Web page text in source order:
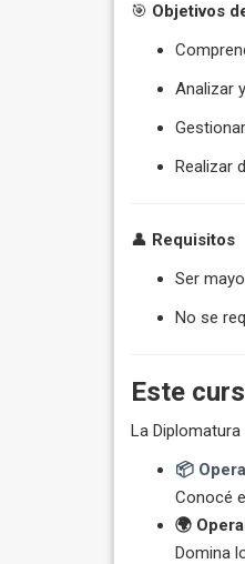
🎯 Objetivos
Analizar
Realizar
👤 Requisitos
Ser
No se
Este
La Diplomatura
📦
Conocé
🌍
Domina